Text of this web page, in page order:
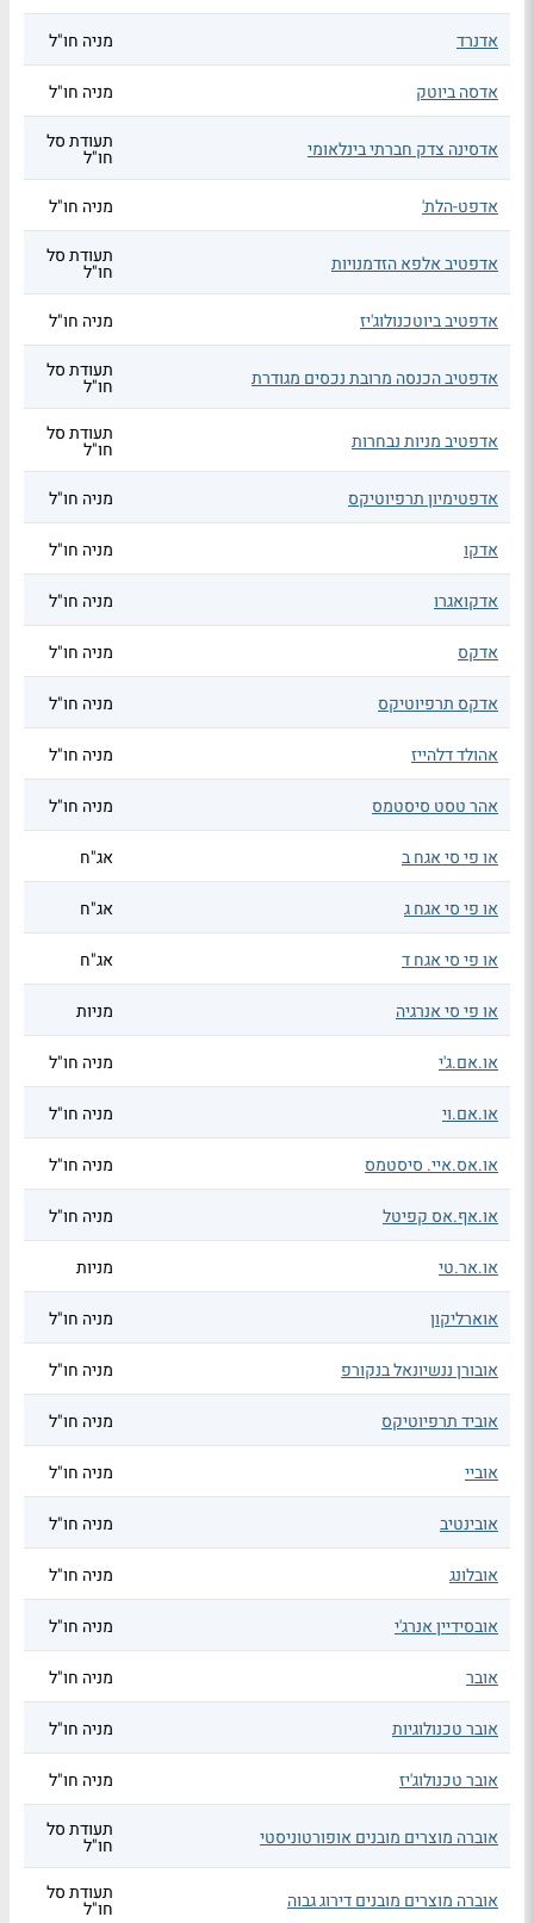
אדנרד מניה חו"ל
אדסה ביוטק מניה חו"ל
אדסינה צדק חברתי בינלאומי תעודת סל
חו"ל
אדפט-הלת'
מניה חו"ל
אדפטיב אלפא הזדמנויות תעודת סל
חו"ל
אדפטיב ביוטכנולוג'יז
מניה חו"ל
אדפטיב הכנסה מרובת נכסים מגודרת תעודת סל
חו"ל
אדפטיב מניות נבחרות תעודת סל
חו"ל
אדפטימיון תרפיוטיקס
מניה חו"ל
אדקו מניה חו"ל
אדקואגרו מניה חו"ל
אדקס מניה חו"ל
אדקס תרפיוטיקס מניה חו"ל
אהולד דלהייז מניה חו"ל
אהר טסט סיסטמס מניה חו"ל
או פי סי אגח ב אג"ח
או פי סי אגח ג אג"ח
או פי סי אגח ד אג"ח
או פי סי אנרגיה מניות
או.אם.ג'י מניה חו"ל
או.אם.וי מניה חו"ל
או.אס.איי. סיסטמס מניה חו"ל
או.אף.אס קפיטל מניה חו"ל
או.אר.טי מניות
אוארליקון מניה חו"ל
אובורן ננשיונאל בנקורפ מניה חו"ל
אוביד תרפיוטיקס מניה חו"ל
אוביי מניה חו"ל
אובינטיב מניה חו"ל
אובלונג מניה חו"ל
אובסידיין אנרג'י מניה חו"ל
אובר מניה חו"ל
אובר טכנולוגיות מניה חו"ל
אובר טכנולוג'יז מניה חו"ל
אוברה מוצרים מובנים אופורטוניסטי תעודת סל
חו"ל
אוברה מוצרים מובנים דירוג גבוה תעודת סל
חו"ל